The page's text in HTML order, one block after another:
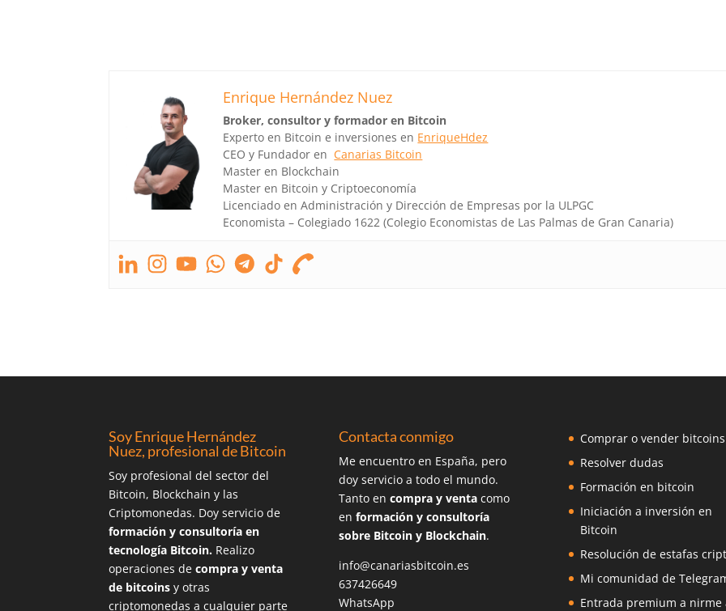
Enrique Hernández Nuez
Broker, consultor y formador en Bitcoin
Experto en Bitcoin e inversiones en EnriqueHdez
CEO y Fundador en Canarias Bitcoin
Master en Blockchain
Master en Bitcoin y Criptoeconomía
Licenciado en Administración y Dirección de Empresas por la ULPGC
Economista – Colegiado 1622 (Colegio Economistas de Las Palmas de Gran Canaria)
Soy Enrique Hernández
Nuez, profesional de Bitcoin
Soy profesional del sector del
Bitcoin, Blockchain y las
Criptomonedas. Doy servicio de
formación y consultoría en
tecnología Bitcoin. Realizo
operaciones decompra y venta
de bitcoins y otras
criptomonedas a cualquier parte
Contacta conmigo
Me encuentro en España, pero
doy servicio a todo el mundo.
Tanto en compra y ventacomo
en formación y consultoría
sobre Bitcoin y Blockchain.
info@canariasbitcoin.es
637426649
WhatsApp
Comprar o vender bitcoins
Resolver dudas
Formación en bitcoin
Iniciación a inversión en
Bitcoin
Resolución de estafas
Mi comunidad de
Entrada premium a nirme